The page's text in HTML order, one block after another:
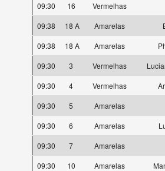
09:30
16
Vermelhas
09:38
18 A Amarelas
09:38
18 A Amarelas
09:30
3 Vermelhas
09:30
4 Vermelhas
09:30
5
Amarelas
09:30
6 Amarelas
09:30
7
Amarelas
09:30
10 Amarelas